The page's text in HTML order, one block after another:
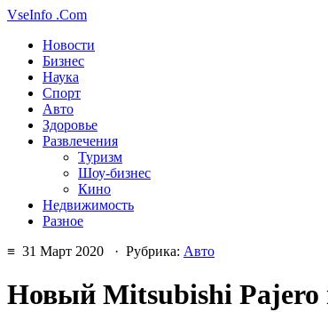
VseInfo .Com
Новости
Бизнес
Наука
Спорт
Авто
Здоровье
Развлечения
Туризм
Шоу-бизнес
Кино
Недвижимость
Разное
≡ 31 Март 2020 · Рубрика: Авто
Новый Mitsubishi Pajero